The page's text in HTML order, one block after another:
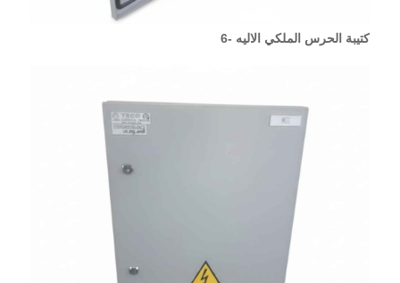
كتيبة الحرس الملكي الاليه -6